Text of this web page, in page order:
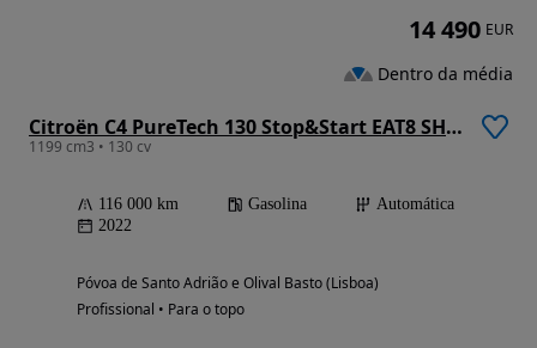
Citroën C4 PureTech 130 Stop&Start EAT8 SHINE
1199 cm3 • 130 cv
116 000 km Gasolina
Automática
2022
Póvoa de Santo Adrião e Olival Basto (Lisboa)
Profissional • Para o topo
14 490 EUR
Dentro da média